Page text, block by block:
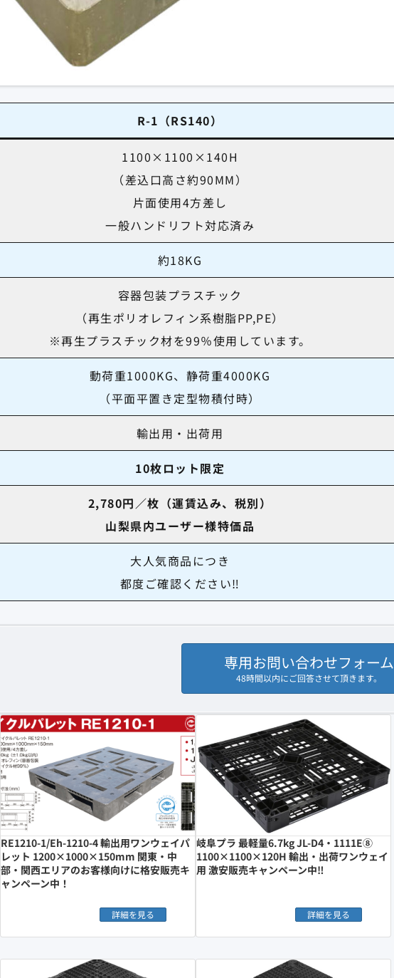
R-1 （RS140）
1100×1100×140H
（差込口高さ約90MM）
片面使用4方差し
一般ハンドリフト対応済み
約18KG
容器包装プラスチック
（再生ポリオレフィン系樹脂PP,PE）
※再生プラスチック材を99％使用しています。
動荷重1000KG、静荷重4000KG
（平面平置き定型物積付時）
輸出用・出荷用
10枚ロット限定
2,780円／枚（運賃込み、税別）
山梨県内ユーザー様特価品
大人気商品につき
都度ご確認ください‼︎
専用お問い合わせフォーム
48時間以内にご回答させて頂きます。
RE1210-1/Eh-1210-4 輸出用ワンウェイパ
レット 1200×1000×150mm 関東・中
部・関西エリアのお客様向けに格安販売キ
ャンペーン中！
詳細を見る
岐阜プラ 最軽量6.7kg JL-D4・1111E⑧
1100×1100×120H 輸出・出荷ワンウェイ
用 激安販売キャンペーン中‼︎
詳細を見る